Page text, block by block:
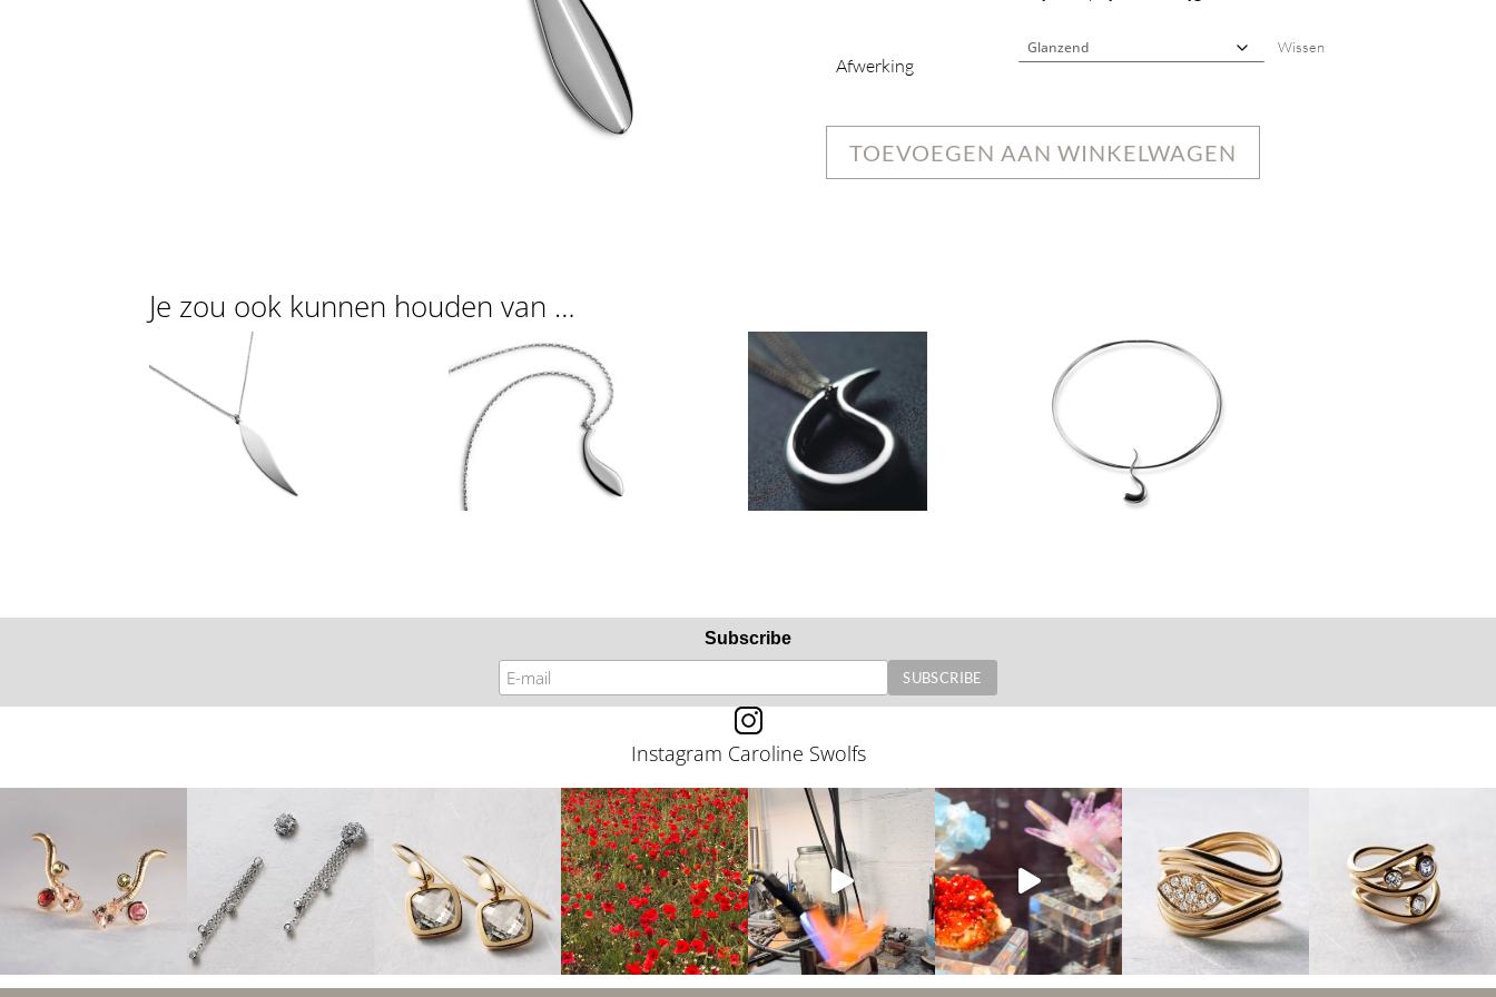
Afwerking
Wissen
TOEVOEGEN AAN WINKELWAGEN
Je zou ook kunnen houden van …
Subscribe
Instagram Caroline Swolfs